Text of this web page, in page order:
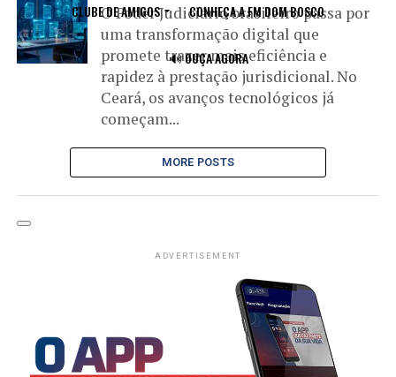
CLUBE DE AMIGOS CONHEÇA A FM DOM BOSCO
🔊 OUÇA AGORA
O Poder Judiciário brasileiro passa por
uma transformação digital que
promete trazer mais eficiência e
rapidez à prestação jurisdicional. No
Ceará, os avanços tecnológicos já
começam...
MORE POSTS
ADVERTISEMENT